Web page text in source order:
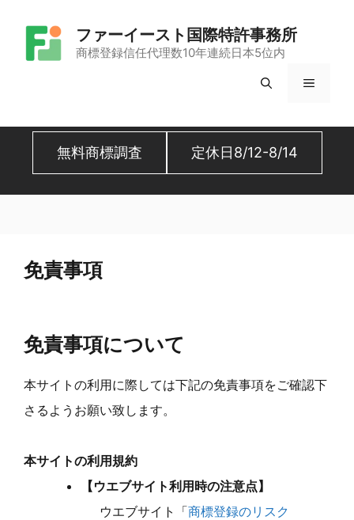
ファーイースト国際特許事務所
商標登録信任代理数10年連続日本5位内
メ
無料商標調査 定休日8/12-8/14
免責事項
免責事項について
本サイトの利用に際しては下記の免責事項をご確認下
さるようお願い致します。
本サイトの利用規約
【ウエブサイト利用時の注意点】
ウエブサイト「商標登録のリスク